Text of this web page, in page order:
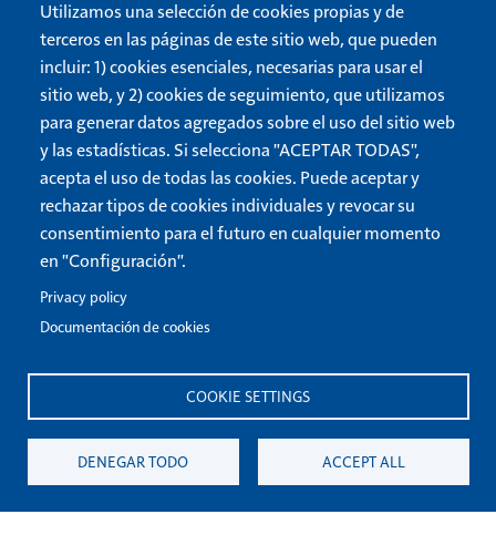
UCG on Facebook
UCG on X.com
Beyond Today on YouTube
UCG Radio
Show More
Donar
Reciba actualizaciones por
e-mail
Tema oscuro/claro
La Iglesia de Dios Unida
Toda correspondencia y preguntas deben enviarse a
sitio web, escriba awebmaster@ucg.org.
Para obtener más ayuda, escriba asupport@ucg.org.
Utilizamos una selección de cookies propias y de
terceros en las páginas de este sitio web, que pueden
incluir: 1) cookies esenciales, necesarias para usar el
sitio web, y 2) cookies de seguimiento, que utilizamos
para generar datos agregados sobre el uso del sitio web
y las estadísticas. Si selecciona "ACEPTAR TODAS",
acepta el uso de todas las cookies. Puede aceptar y
rechazar tipos de cookies individuales y revocar su
consentimiento para el futuro en cualquier momento
en "Configuración".
Privacy policy
Documentación de cookies
COOKIE SETTINGS
DENEGAR TODO ACCEPT ALL